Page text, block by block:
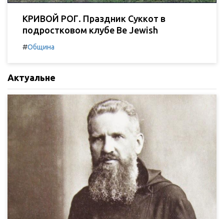
КРИВОЙ РОГ. Праздник Суккот в
подростковом клубе Be Jewish
#Община
Актуальне